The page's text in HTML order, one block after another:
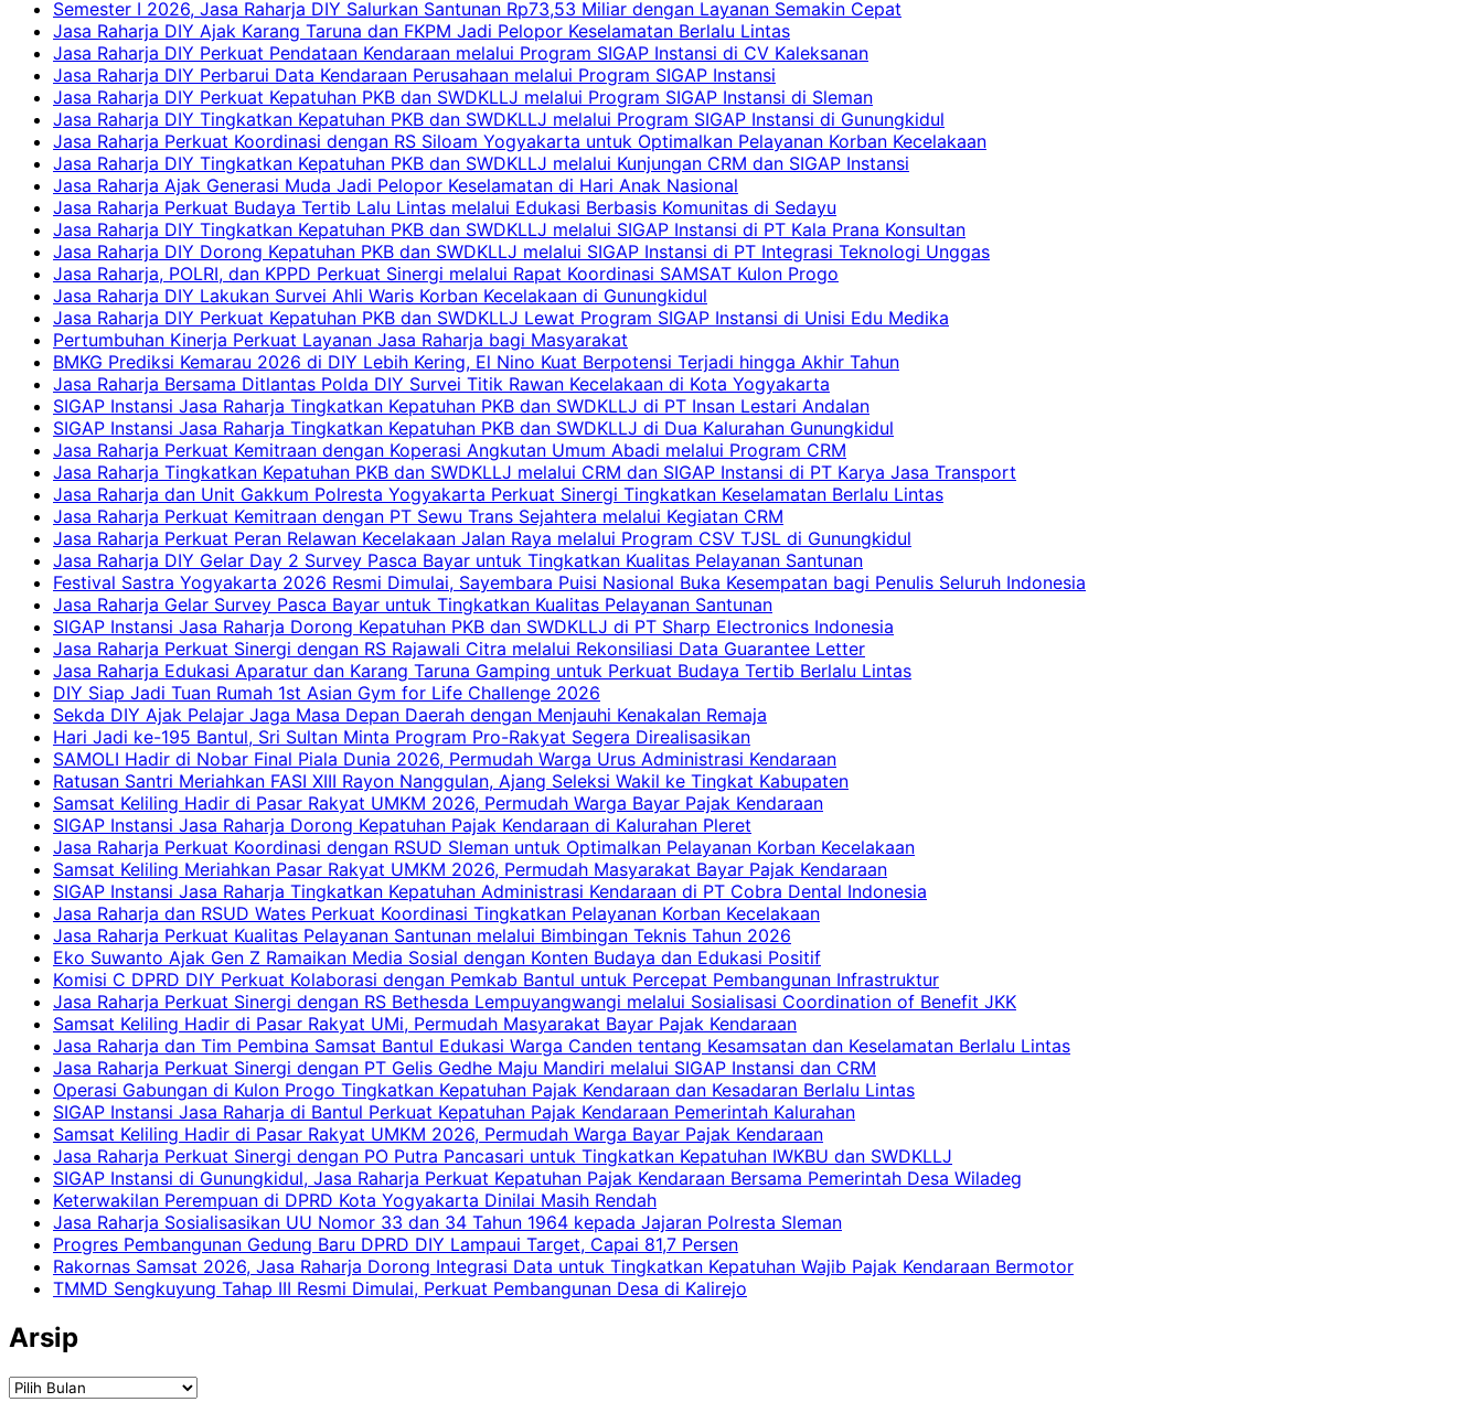
Semester I 2026, Jasa Raharja DIY Salurkan Santunan Rp73,53 Miliar dengan Layanan Semakin Cepat
Jasa Raharja DIY Ajak Karang Taruna dan FKPM Jadi Pelopor Keselamatan Berlalu Lintas
Jasa Raharja DIY Perkuat Pendataan Kendaraan melalui Program SIGAP Instansi di CV Kaleksanan
Jasa Raharja DIY Perbarui Data Kendaraan Perusahaan melalui Program SIGAP Instansi
Jasa Raharja DIY Perkuat Kepatuhan PKB dan SWDKLLJ melalui Program SIGAP Instansi di Sleman
Jasa Raharja DIY Tingkatkan Kepatuhan PKB dan SWDKLLJ melalui Program SIGAP Instansi di Gunungkidul
Jasa Raharja Perkuat Koordinasi dengan RS Siloam Yogyakarta untuk Optimalkan Pelayanan Korban Kecelakaan
Jasa Raharja DIY Tingkatkan Kepatuhan PKB dan SWDKLLJ melalui Kunjungan CRM dan SIGAP Instansi
Jasa Raharja Ajak Generasi Muda Jadi Pelopor Keselamatan di Hari Anak Nasional
Jasa Raharja Perkuat Budaya Tertib Lalu Lintas melalui Edukasi Berbasis Komunitas di Sedayu
Jasa Raharja DIY Tingkatkan Kepatuhan PKB dan SWDKLLJ melalui SIGAP Instansi di PT Kala Prana Konsultan
Jasa Raharja DIY Dorong Kepatuhan PKB dan SWDKLLJ melalui SIGAP Instansi di PT Integrasi Teknologi Unggas
Jasa Raharja, POLRI, dan KPPD Perkuat Sinergi melalui Rapat Koordinasi SAMSAT Kulon Progo
Jasa Raharja DIY Lakukan Survei Ahli Waris Korban Kecelakaan di Gunungkidul
Jasa Raharja DIY Perkuat Kepatuhan PKB dan SWDKLLJ Lewat Program SIGAP Instansi di Unisi Edu Medika
Pertumbuhan Kinerja Perkuat Layanan Jasa Raharja bagi Masyarakat
BMKG Prediksi Kemarau 2026 di DIY Lebih Kering, El Nino Kuat Berpotensi Terjadi hingga Akhir Tahun
Jasa Raharja Bersama Ditlantas Polda DIY Survei Titik Rawan Kecelakaan di Kota Yogyakarta
SIGAP Instansi Jasa Raharja Tingkatkan Kepatuhan PKB dan SWDKLLJ di PT Insan Lestari Andalan
SIGAP Instansi Jasa Raharja Tingkatkan Kepatuhan PKB dan SWDKLLJ di Dua Kalurahan Gunungkidul
Jasa Raharja Perkuat Kemitraan dengan Koperasi Angkutan Umum Abadi melalui Program CRM
Jasa Raharja Tingkatkan Kepatuhan PKB dan SWDKLLJ melalui CRM dan SIGAP Instansi di PT Karya Jasa Transport
Jasa Raharja dan Unit Gakkum Polresta Yogyakarta Perkuat Sinergi Tingkatkan Keselamatan Berlalu Lintas
Jasa Raharja Perkuat Kemitraan dengan PT Sewu Trans Sejahtera melalui Kegiatan CRM
Jasa Raharja Perkuat Peran Relawan Kecelakaan Jalan Raya melalui Program CSV TJSL di Gunungkidul
Jasa Raharja DIY Gelar Day 2 Survey Pasca Bayar untuk Tingkatkan Kualitas Pelayanan Santunan
Festival Sastra Yogyakarta 2026 Resmi Dimulai, Sayembara Puisi Nasional Buka Kesempatan bagi Penulis Seluruh Indonesia
Jasa Raharja Gelar Survey Pasca Bayar untuk Tingkatkan Kualitas Pelayanan Santunan
SIGAP Instansi Jasa Raharja Dorong Kepatuhan PKB dan SWDKLLJ di PT Sharp Electronics Indonesia
Jasa Raharja Perkuat Sinergi dengan RS Rajawali Citra melalui Rekonsiliasi Data Guarantee Letter
Jasa Raharja Edukasi Aparatur dan Karang Taruna Gamping untuk Perkuat Budaya Tertib Berlalu Lintas
DIY Siap Jadi Tuan Rumah 1st Asian Gym for Life Challenge 2026
Sekda DIY Ajak Pelajar Jaga Masa Depan Daerah dengan Menjauhi Kenakalan Remaja
Hari Jadi ke-195 Bantul, Sri Sultan Minta Program Pro-Rakyat Segera Direalisasikan
SAMOLI Hadir di Nobar Final Piala Dunia 2026, Permudah Warga Urus Administrasi Kendaraan
Ratusan Santri Meriahkan FASI XIII Rayon Nanggulan, Ajang Seleksi Wakil ke Tingkat Kabupaten
Samsat Keliling Hadir di Pasar Rakyat UMKM 2026, Permudah Warga Bayar Pajak Kendaraan
SIGAP Instansi Jasa Raharja Dorong Kepatuhan Pajak Kendaraan di Kalurahan Pleret
Jasa Raharja Perkuat Koordinasi dengan RSUD Sleman untuk Optimalkan Pelayanan Korban Kecelakaan
Samsat Keliling Meriahkan Pasar Rakyat UMKM 2026, Permudah Masyarakat Bayar Pajak Kendaraan
SIGAP Instansi Jasa Raharja Tingkatkan Kepatuhan Administrasi Kendaraan di PT Cobra Dental Indonesia
Jasa Raharja dan RSUD Wates Perkuat Koordinasi Tingkatkan Pelayanan Korban Kecelakaan
Jasa Raharja Perkuat Kualitas Pelayanan Santunan melalui Bimbingan Teknis Tahun 2026
Eko Suwanto Ajak Gen Z Ramaikan Media Sosial dengan Konten Budaya dan Edukasi Positif
Komisi C DPRD DIY Perkuat Kolaborasi dengan Pemkab Bantul untuk Percepat Pembangunan Infrastruktur
Jasa Raharja Perkuat Sinergi dengan RS Bethesda Lempuyangwangi melalui Sosialisasi Coordination of Benefit JKK
Samsat Keliling Hadir di Pasar Rakyat UMi, Permudah Masyarakat Bayar Pajak Kendaraan
Jasa Raharja dan Tim Pembina Samsat Bantul Edukasi Warga Canden tentang Kesamsatan dan Keselamatan Berlalu Lintas
Jasa Raharja Perkuat Sinergi dengan PT Gelis Gedhe Maju Mandiri melalui SIGAP Instansi dan CRM
Operasi Gabungan di Kulon Progo Tingkatkan Kepatuhan Pajak Kendaraan dan Kesadaran Berlalu Lintas
SIGAP Instansi Jasa Raharja di Bantul Perkuat Kepatuhan Pajak Kendaraan Pemerintah Kalurahan
Samsat Keliling Hadir di Pasar Rakyat UMKM 2026, Permudah Warga Bayar Pajak Kendaraan
Jasa Raharja Perkuat Sinergi dengan PO Putra Pancasari untuk Tingkatkan Kepatuhan IWKBU dan SWDKLLJ
SIGAP Instansi di Gunungkidul, Jasa Raharja Perkuat Kepatuhan Pajak Kendaraan Bersama Pemerintah Desa Wiladeg
Keterwakilan Perempuan di DPRD Kota Yogyakarta Dinilai Masih Rendah
Jasa Raharja Sosialisasikan UU Nomor 33 dan 34 Tahun 1964 kepada Jajaran Polresta Sleman
Progres Pembangunan Gedung Baru DPRD DIY Lampaui Target, Capai 81,7 Persen
Rakornas Samsat 2026, Jasa Raharja Dorong Integrasi Data untuk Tingkatkan Kepatuhan Wajib Pajak Kendaraan Bermotor
TMMD Sengkuyung Tahap III Resmi Dimulai, Perkuat Pembangunan Desa di Kalirejo
Arsip
Arsip